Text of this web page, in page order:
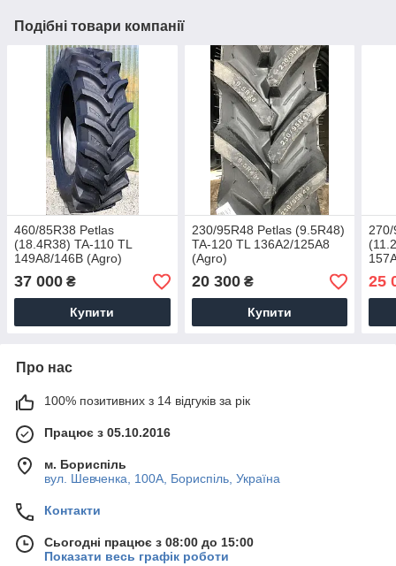
Подібні товари компанії
460/85R38 Petlas
(18.4R38) TA-110 TL
149А8/146B (Agro)
37 000 ₴
Купити
230/95R48 Petlas (9.5R48)
TA-120 TL 136А2/125А8
(Agro)
20 300₴
Купити
270/
25
Про нас
100% позитивних з 14 відгуків за рік
Працює з 05.10.2016
м. Бориспіль
вул. Шевченка, 100А, Бориспіль, Україна
Контакти
Сьогодні працює з 08:00 до 15:00
Показати весь графік роботи